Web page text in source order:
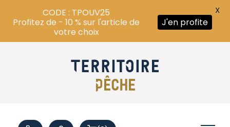
CODE : TPOUV25
Profitez de - 10 % sur l'article de
votre choix
J'en profite
X